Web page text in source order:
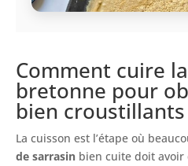
Comment cuire
bretonne pour
bien croustillants
La cuisson est l’étape où
de sarrasin bien cuite doit